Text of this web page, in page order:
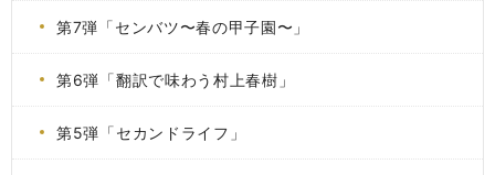
第7弾「センバツ〜春の甲子園〜」
第6弾「翻訳で味わう村上春樹」
第5弾「セカンドライフ」